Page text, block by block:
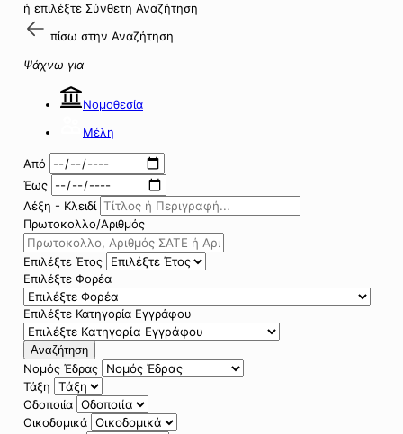
ή επιλέξτε Σύνθετη Αναζήτηση
πίσω στην Αναζήτηση
Ψάχνω για
Νομοθεσία
Μέλη
Από
Έως
Λέξη - Κλειδί
Πρωτοκολλο/Αριθμός
Επιλέξτε Έτος
Επιλέξτε Φορέα
Επιλέξτε Κατηγορία Εγγράφου
Αναζήτηση
Νομός Έδρας
Τάξη
Οδοποιία
Οικοδομικά